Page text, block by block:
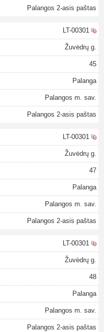
Palangos 2-asis paštas
LT-00301
Žuvėdrų g.
45
Palanga
Palangos m. sav.
Palangos 2-asis paštas
LT-00301
Žuvėdrų g.
47
Palanga
Palangos m. sav.
Palangos 2-asis paštas
LT-00301
Žuvėdrų g.
48
Palanga
Palangos m. sav.
Palangos 2-asis paštas